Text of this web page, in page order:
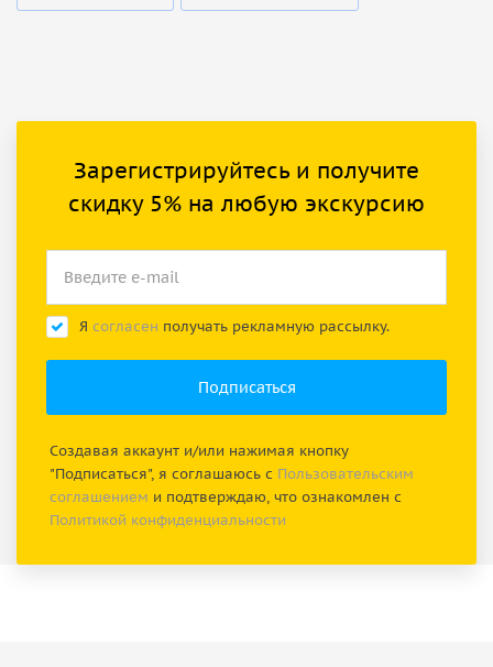
Зарегистрируйтесь и получите
скидку 5% на любую экскурсию
Я согласен получать рекламную рассылку.
Создавая аккаунт и/или нажимая кнопку
"Подписаться", я соглашаюсь с Пользовательским
соглашением и подтверждаю, что ознакомлен с
Политикой конфиденциальности